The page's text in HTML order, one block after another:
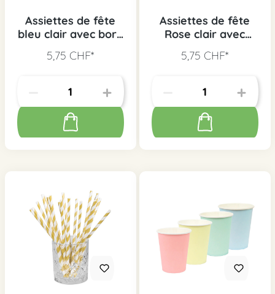
Assiettes de fête
bleu clair avec bord
5,75 CHF*
Assiettes de fête
Rose clair avec
5,75 CHF*